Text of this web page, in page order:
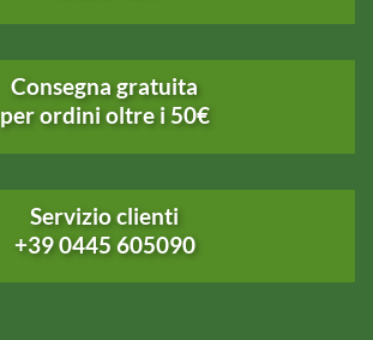
Consegna gratuita
per ordini oltre i 50€
Servizio clienti
+39 0445 605090